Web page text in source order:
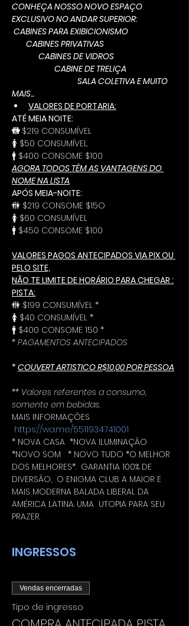
CONHEÇA NOSSO NOVO ESPAÇO
EXCLUSIVO NO ANDAR SUPERIOR:
CABINES PARA EXIBICIONISMO
CABINES PRIVATIVAS
CABINES DE VIDROS
CABINE DE TRELIÇA
SALA COLETIVA E MUITO
MAIS...
VALORES DE PORTARIA:
ATÉ MEIA NOITE:
🚻 $219 CONSUMÍVEL
🚺 $50 CONSUMÍVEL.
🚹 $400 CONSOME $100
AGORA TODOS TÊM AS VANTAGENS DO
NOME NA LISTA.
APÓS MEIA-NOITE:
🚻 $219 CONSOME $15O
🚺 $60 CONSUMÍVEL
🚹 $450 CONSOME $100
VALORES PAGOS ANTECIPADOS VIA PIX OU
PELO SITE,
NÃO TE LIMITE DE HORÁRIO PARA CHEGAR :
PISTA:
🚻 $199 CONSUMÍVEL *
🚺 $40 CONSUMÍVEL *
🚹 $400 CONSOME 150 *
* PAGAMENTOS ANTECIPADOS
* COUVERT ARTISTICO R$10,00 POR PESSOA
** Valores referentes a consumo,
somente em bebidas.
MAIS INFORMAÇÕES
https://wa.me/5511934741001
* NOVA CASA  *NOVA ILUMINAÇÃO
*NOVO SOM   * NOVO TUDO *O MELHOR
DOS MELHORES*.  GARANTIA 100% DE
DIVERSÃO,  O ENIGMA CLUB A MAIOR E
MAIS MODERNA BALADA LIBERAL DA
AMÉRICA LATINA. UMA  UTOPIA PARA SEU
PRAZER.
INGRESSOS
Vendas encerradas
Tipo de ingresso